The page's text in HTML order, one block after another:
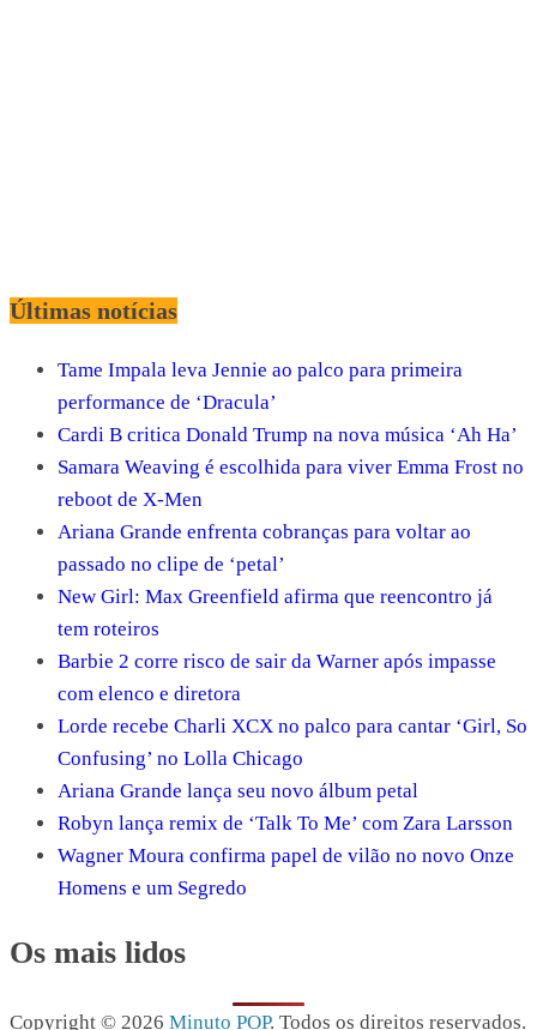
Últimas notícias
Tame Impala leva Jennie ao palco para primeira
performance de ‘Dracula’
Cardi B critica Donald Trump na nova música ‘Ah Ha’
Samara Weaving é escolhida para viver Emma Frost no
reboot de X-Men
Ariana Grande enfrenta cobranças para voltar ao
passado no clipe de ‘petal’
New Girl: Max Greenfield afirma que reencontro já
tem roteiros
Barbie 2 corre risco de sair da Warner após impasse
com elenco e diretora
Lorde recebe Charli XCX no palco para cantar ‘Girl, So
Confusing’ no Lolla Chicago
Ariana Grande lança seu novo álbum petal
Robyn lança remix de ‘Talk To Me’ com Zara Larsson
Wagner Moura confirma papel de vilão no novo Onze
Homens e um Segredo
Os mais lidos
Copyright © 2026 Minuto POP. Todos os direitos reservados.